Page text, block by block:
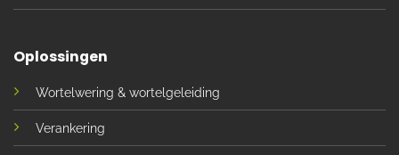
Oplossingen
Wortelwering & wortelgeleiding
Verankering